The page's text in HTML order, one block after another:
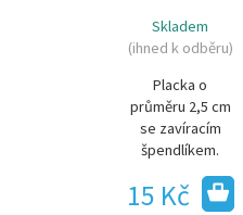
Skladem
(ihned k odběru)
Placka o
průměru 2,5 cm
se zavíracím
špendlíkem.
15 Kč